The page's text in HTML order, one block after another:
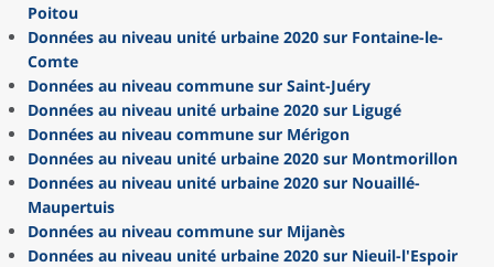
Poitou
Données au niveau unité urbaine 2020 sur Fontaine-le-
Comte
Données au niveau commune sur Saint-Juéry
Données au niveau unité urbaine 2020 sur Ligugé
Données au niveau commune sur Mérigon
Données au niveau unité urbaine 2020 sur Montmorillon
Données au niveau unité urbaine 2020 sur Nouaillé-
Maupertuis
Données au niveau commune sur Mijanès
Données au niveau unité urbaine 2020 sur Nieuil-l'Espoir